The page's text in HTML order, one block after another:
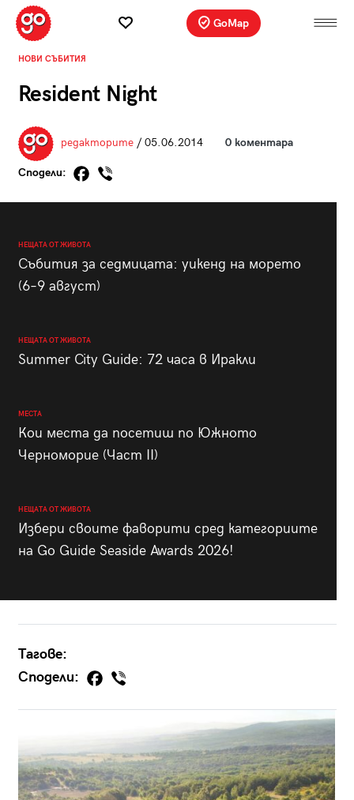
GoMap
НОВИ СЪБИТИЯ
Resident Night
редакторите/ 05.06.2014 0 коментара
Сподели:
НЕЩАТА ОТ ЖИВОТА
Събития за седмицата: уикенд на морето
(6–9 август)
НЕЩАТА ОТ ЖИВОТА
Summer City Guide: 72 часа в Иракли
МЕСТА
Кои места да посетиш по Южното
Черноморие (Част II)
НЕЩАТА ОТ ЖИВОТА
Избери своите фаворити сред категориите
на Go Guide Seaside Awards 2026!
Тагове:
Сподели: